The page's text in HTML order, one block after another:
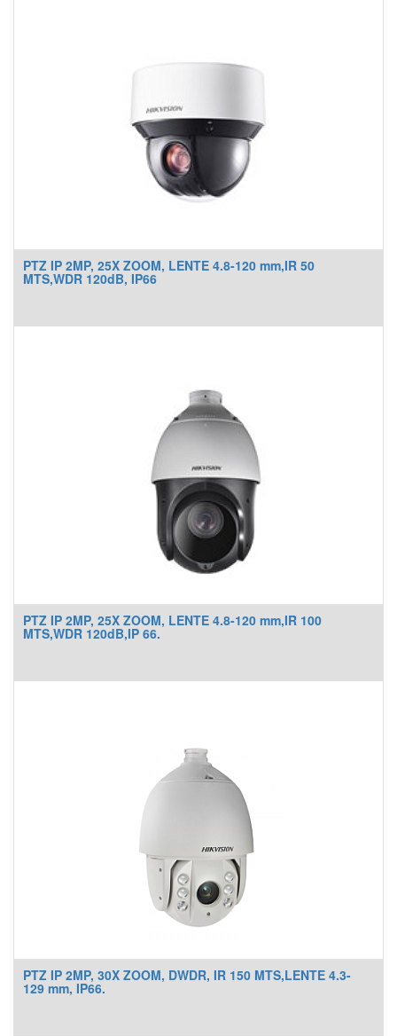
PTZ IP 2MP, 25X ZOOM, LENTE 4.8-120 mm,IR 50
MTS,WDR 120dB, IP66
PTZ IP 2MP, 25X ZOOM, LENTE 4.8-120 mm,IR 100
MTS,WDR 120dB,IP 66.
PTZ IP 2MP, 30X ZOOM, DWDR, IR 150 MTS,LENTE 4.3-
129 mm, IP66.